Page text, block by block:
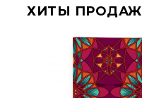
ХИТЫ ПРОДАЖ